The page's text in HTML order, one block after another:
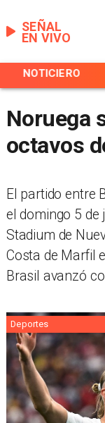
EN VIVO
SEÑAL
NOTICIERO
Noruega
octavos
El partido entre
el domingo 5 de
Stadium de
Costa de Marfil
Brasil avanzó
Deportes